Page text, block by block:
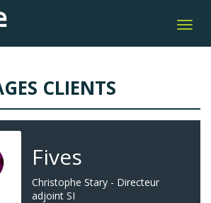
CLIENTS
Fives
Christophe Stary - Directeur
adjoint SI